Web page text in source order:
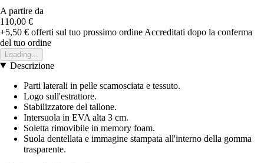
A partire da
110,00 €
+5,50 € offerti sul tuo prossimo ordine Accreditati dopo la conferma
del tuo ordine
Loading...
Descrizione
Parti laterali in pelle scamosciata e tessuto.
Logo sull'estrattore.
Stabilizzatore del tallone.
Intersuola in EVA alta 3 cm.
Soletta rimovibile in memory foam.
Suola dentellata e immagine stampata all'interno della gomma
trasparente.